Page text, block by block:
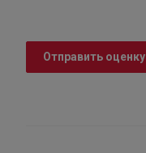
Отправить оценку